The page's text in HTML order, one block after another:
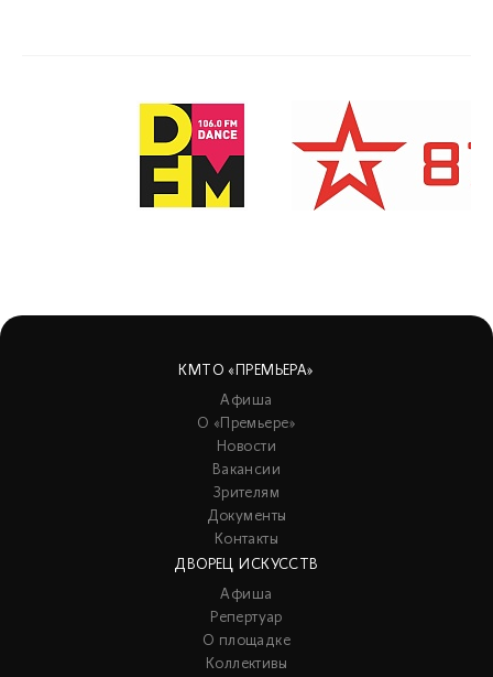
КМТО «ПРЕМЬЕРА»
Афиша
О «Премьере»
Новости
Вакансии
Зрителям
Документы
Контакты
ДВОРЕЦ ИСКУССТВ
Афиша
Репертуар
О площадке
Коллективы